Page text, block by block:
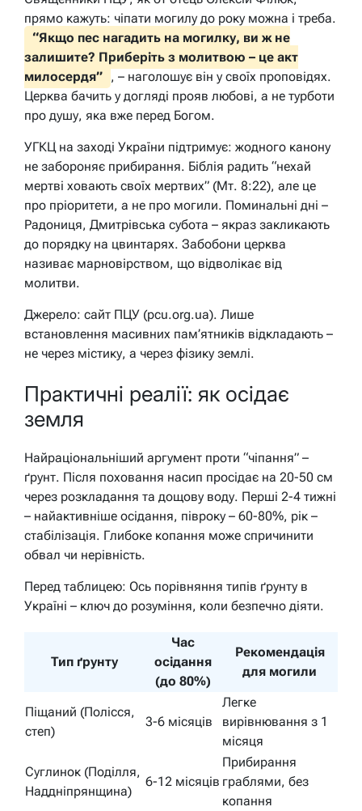
прямо кажуть: чіпати могилу до року можна і треба.
“Якщо пес нагадить на могилку, ви ж не
залишите? Приберіть з молитвою – це акт
милосердя” , – наголошує він у своїх проповідях.
Церква бачить у догляді прояв любові, а не турботи
про душу, яка вже перед Богом.
УГКЦ на заході України підтримує: жодного канону
не забороняє прибирання. Біблія радить “нехай
мертві ховають своїх мертвих” (Мт. 8:22), але це
про пріоритети, а не про могили. Поминальні дні –
Радониця, Дмитрівська субота – якраз закликають
до порядку на цвинтарях. Забобони церква
називає марновірством, що відволікає від
молитви.
Джерело: сайт ПЦУ (pcu.org.ua). Лише
встановлення масивних пам’ятників відкладають –
не через містику, а через фізику землі.
Практичні реалії: як осідає
земля
Найраціональніший аргумент проти “чіпання” –
ґрунт. Після поховання насип просідає на 20-50 см
через розкладання та дощову воду. Перші 2-4 тижні
– найактивніше осідання, півроку – 60-80%, рік –
стабілізація. Глибоке копання може спричинити
обвал чи нерівність.
Перед таблицею: Ось порівняння типів ґрунту в
Україні – ключ до розуміння, коли безпечно діяти.
Тип ґрунту
Час
осідання
(до 80%)
Рекомендація
для могили
Піщаний (Полісся,
степ)
3-6 місяців
Легке
вирівнювання з 1
місяця
Суглинок (Поділля,
Наддніпрянщина)
6-12 місяців
Прибирання
граблями, без
копання